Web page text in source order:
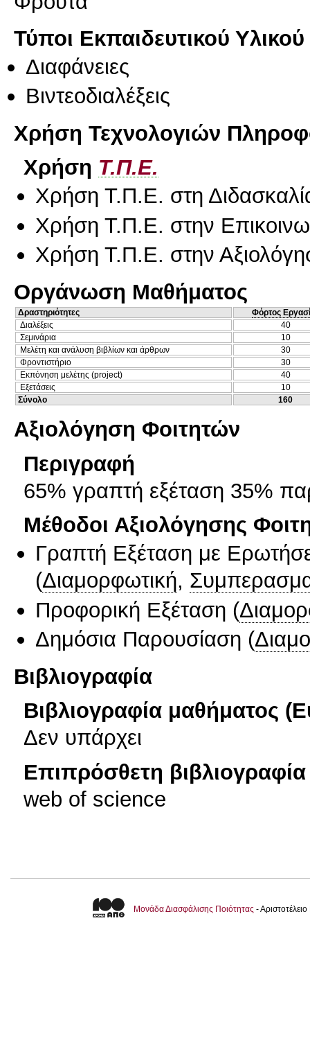
Τύποι Εκπαιδευτικού Υλικού
Διαφάνειες
Βιντεοδιαλέξεις
Χρήση Τεχνολογιών
Χρήση Τ.Π.Ε.
Χρήση Τ.Π.Ε. στη
Χρήση Τ.Π.Ε. στην
Χρήση Τ.Π.Ε. στην
Οργάνωση Μαθήματος
Δραστηριότητες
Φόρτος
Διαλέξεις
40
Σεμινάρια
10
Μελέτη και ανάλυση βιβλίων και άρθρων
30
Φροντιστήριο
30
Εκπόνηση μελέτης (project)
40
Εξετάσεις
10
Σύνολο
160
Αξιολόγηση Φοιτητών
Περιγραφή
65% γραπτή εξέταση 35%
Μέθοδοι Αξιολόγησης
Γραπτή Εξέταση με
(Διαμορφωτική,
Προφορική Εξέταση (
Δημόσια Παρουσίαση (
Βιβλιογραφία
Βιβλιογραφία μαθήματος
Δεν υπάρχει
Επιπρόσθετη βιβλιογραφία
web of science
Μονάδα Διασφάλισης Ποιότητας -